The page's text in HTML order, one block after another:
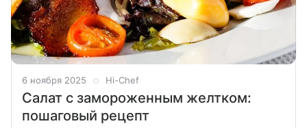
6 ноября 2025 Hi-Chef
Салат с замороженным желтком:
пошаговый рецепт